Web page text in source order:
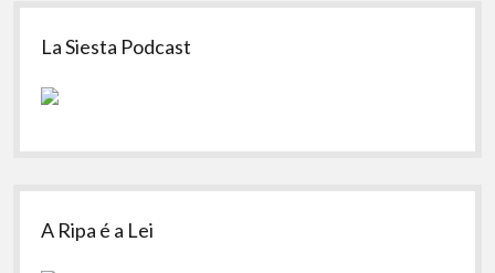
Sidebar
La Siesta Podcast
A Ripa é a Lei